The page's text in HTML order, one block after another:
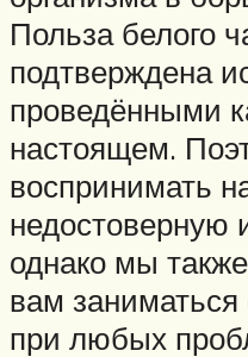
Польза белого
подтверждена
проведёнными
настоящем.
воспринимать
однако мы
вам
при любых